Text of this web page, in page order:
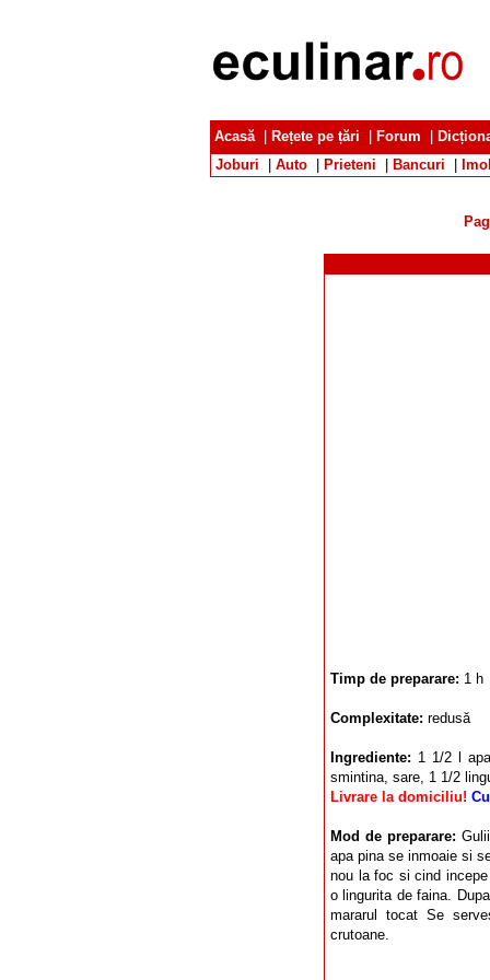
Acasă| Rețete pe țări Forum
Joburi
Auto Prieteni Bancuri
Timp de preparare: 1 h
Complexitate: redusă
Ingrediente: 1 1/2 l
smintina, sare, 1 1/2
Livrare la domiciliu!
Mod de preparare:
apa pina se inmoaie si
nou la foc si cind
o lingurita de faina.
mararul tocat Se
crutoane.